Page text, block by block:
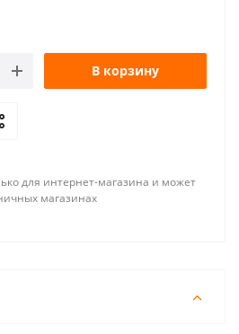
В корзину
для интернет-магазина и может
магазинах